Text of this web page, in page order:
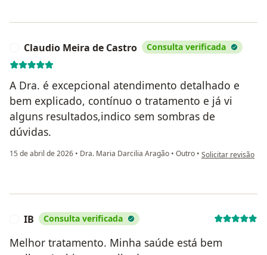
Claudio Meira de Castro Consulta verificada
A Dra. é excepcional atendimento detalhado e
bem explicado, contínuo o tratamento e já vi
alguns resultados,indico sem sombras de
dúvidas.
15 de abril de 2026 • Dra. Maria Darcilia Aragão • Outro • na opinião do
Solicitar revisão
IB Consulta verificada
Melhor tratamento. Minha saúde está bem